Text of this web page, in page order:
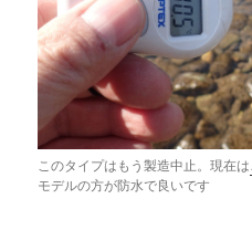
このタイプはもう製造中止。現在は
モデルの方が防水で良いです